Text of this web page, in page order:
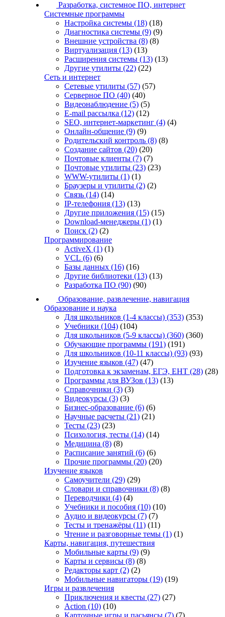
Разработка, системное ПО, интернет
Системные программы
Настройка системы (18) (18)
Диагностика системы (9) (9)
Внешние устройства (8) (8)
Виртуализация (13) (13)
Расширения системы (13) (13)
Другие утилиты (22) (22)
Сеть и интернет
Сетевые утилиты (57) (57)
Серверное ПО (40) (40)
Видеонаблюдение (5) (5)
E-mail рассылка (12) (12)
SEO, интернет-маркетинг (4) (4)
Онлайн-общение (9) (9)
Родительский контроль (8) (8)
Создание сайтов (20) (20)
Почтовые клиенты (7) (7)
Почтовые утилиты (23) (23)
WWW-утилиты (1) (1)
Браузеры и утилиты (2) (2)
Связь (14) (14)
IP-телефония (13) (13)
Другие приложения (15) (15)
Download-менеджеры (1) (1)
Поиск (2) (2)
Программирование
ActiveX (1) (1)
VCL (6) (6)
Базы данных (16) (16)
Другие библиотеки (13) (13)
Разработка ПО (90) (90)
Образование, развлечение, навигация
Образование и наука
Для школьников (1-4 классы) (353) (353)
Учебники (104) (104)
Для школьников (5-9 классы) (360) (360)
Обучающие программы (191) (191)
Для школьников (10-11 классы) (93) (93)
Изучение языков (47) (47)
Подготовка к экзаменам, ЕГЭ, ЕНТ (28) (28)
Программы для ВУЗов (13) (13)
Справочники (3) (3)
Видеокурсы (3) (3)
Бизнес-образование (6) (6)
Научные расчеты (21) (21)
Тесты (23) (23)
Психология, тесты (14) (14)
Медицина (8) (8)
Расписание занятий (6) (6)
Прочие программы (20) (20)
Изучение языков
Самоучители (29) (29)
Словари и справочники (8) (8)
Переводчики (4) (4)
Учебники и пособия (10) (10)
Аудио и видеокурсы (7) (7)
Тесты и тренажёры (11) (11)
Чтение и разговорные темы (1) (1)
Карты, навигация, путешествия
Мобильные карты (9) (9)
Карты и сервисы (8) (8)
Редакторы карт (2) (2)
Мобильные навигаторы (19) (19)
Игры и развлечения
Приключения и квесты (27) (27)
Action (10) (10)